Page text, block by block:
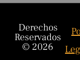
Derechos
Reservados
© 2026